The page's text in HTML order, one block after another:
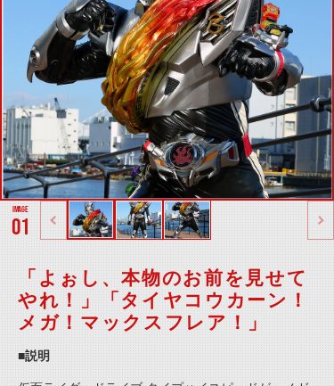
01
「よぉし、本物のお前を見せて
やれ！」「タイヤコウカーン！
メガ！マックスフレア！」
■説明